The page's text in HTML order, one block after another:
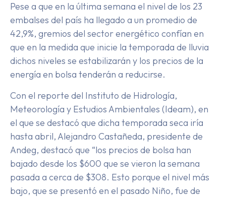
Pese a que en la última semana el nivel de los 23
embalses del país ha llegado a un promedio de
42,9%, gremios del sector energético confían en
que en la medida que inicie la temporada de lluvia
dichos niveles se estabilizarán y los precios de la
energía en bolsa tenderán a reducirse.
Con el reporte del Instituto de Hidrología,
Meteorología y Estudios Ambientales (Ideam), en
el que se destacó que dicha temporada seca iría
hasta abril, Alejandro Castañeda, presidente de
Andeg, destacó que “los precios de bolsa han
bajado desde los $600 que se vieron la semana
pasada a cerca de $308. Esto porque el nivel más
bajo, que se presentó en el pasado Niño, fue de